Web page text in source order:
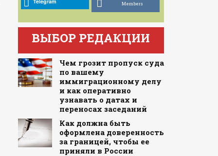
Members
ВЫБОР РЕДАКЦИИ
Чем грозит пропуск суда
по вашему
иммиграционному делу
и как оперативно
узнавать о датах и
переносах заседаний
Как должна быть
оформлена доверенность
за границей, чтобы ее
приняли в России